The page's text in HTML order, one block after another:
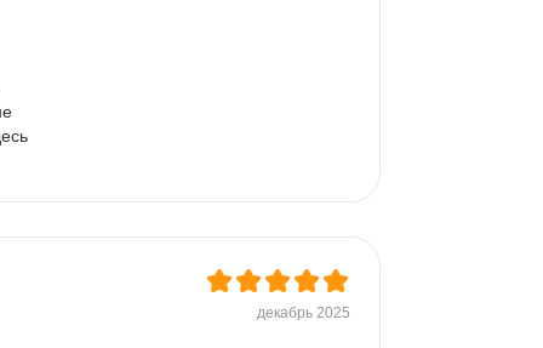
декабрь 2025